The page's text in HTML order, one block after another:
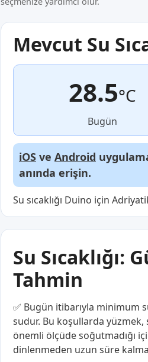
Mevcut Su
28.5°C
Bugün
iOS ve Android
anında erişin.
Su sıcaklığı Duino için
Su Sıcaklığı:
Tahmin
✅ Bugün itibarıyla minimum
sudur. Bu koşullarda yüzmek,
önemli ölçüde soğutmadığı
dinlenmeden uzun süre